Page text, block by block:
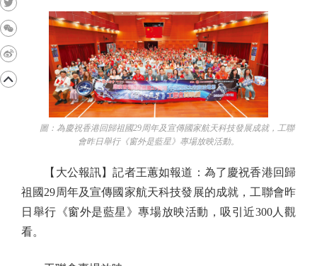
圖：為慶祝香港回歸祖國29周年及宣傳國家航天科技發展成就，工聯
會昨日舉行《窗外是藍星》專場放映活動。
【大公報訊】記者王蕙如報道：為了慶祝香港回歸
祖國29周年及宣傳國家航天科技發展的成就，工聯會昨
日舉行《窗外是藍星》專場放映活動，吸引近300人觀
看。